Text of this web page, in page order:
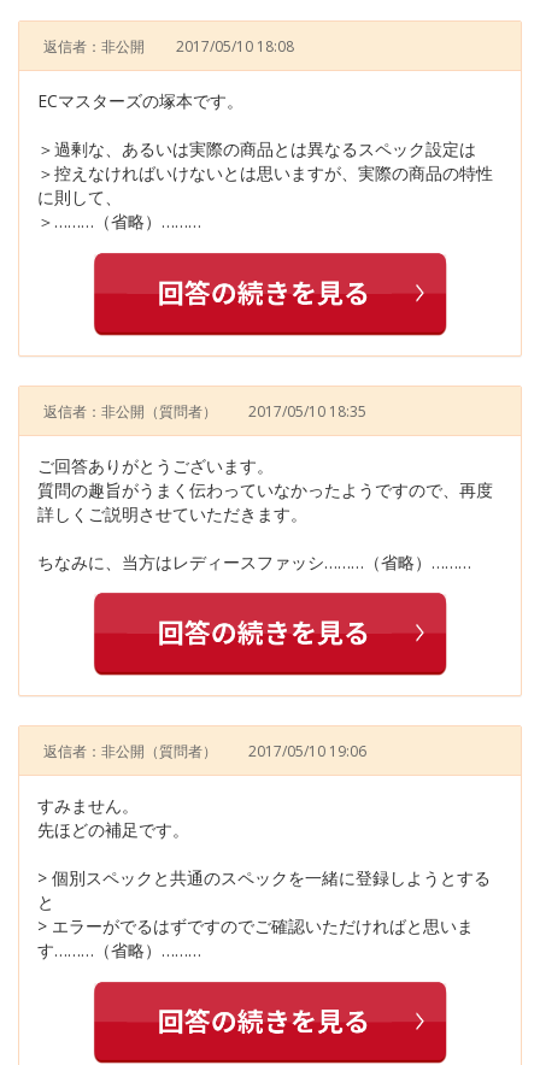
返信者：非公開 2017/05/10 18:08
ECマスターズの塚本です。
＞過剰な、あるいは実際の商品とは異なるスペック設定は
＞控えなければいけないとは思いますが、実際の商品の特性
に則して、
＞………（省略）………
返信者：非公開 （質問者） 2017/05/10 18:35
ご回答ありがとうございます。
質問の趣旨がうまく伝わっていなかったようですので、再度
詳しくご説明させていただきます。
ちなみに、当方はレディースファッシ………（省略）………
返信者：非公開 （質問者） 2017/05/10 19:06
すみません。
先ほどの補足です。
> 個別スペックと共通のスペックを一緒に登録しようとする
と
> エラーがでるはずですのでご確認いただければと思いま
す………（省略）………